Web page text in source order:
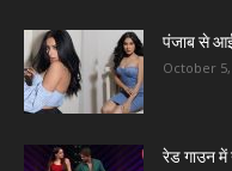
पंजाब से
October 5,
रेड गाउन में